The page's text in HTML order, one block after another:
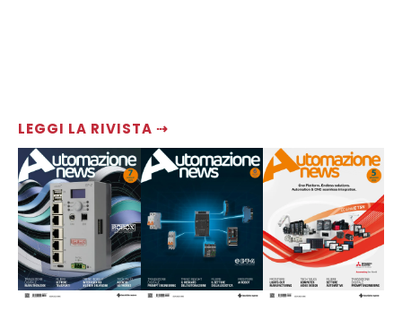
LEGGI LA RIVISTA ⇢